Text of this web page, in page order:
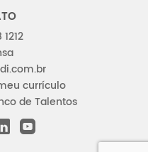
currículo
de Talentos
YOUTUBE